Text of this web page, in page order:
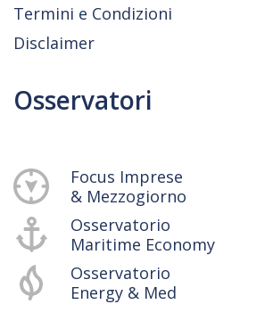
Termini e Condizioni
Disclaimer
Osservatori
Focus Imprese
& Mezzogiorno
Osservatorio
Maritime Economy
Osservatorio
Energy & Med